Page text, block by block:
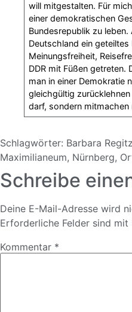
will mitgestalten. Für
einer demokratischen
Bundesrepublik zu
Deutschland ein
Meinungsfreiheit,
DDR mit Füßen getreten.
man in einer Demokratie
gleichgültig
darf, sondern mitmachen
Schlagwörter: Barbara Regitz
Maximilianeum, Nürnberg,
Schreibe
Deine E-Mail-Adresse wird
Erforderliche Felder sind mit
Kommentar *